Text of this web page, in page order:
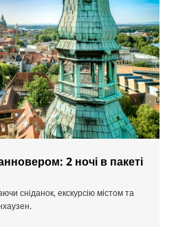
2 ночі в пакеті
сніданок, екскурсію містом та